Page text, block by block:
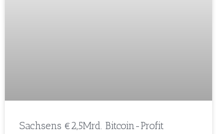
Sachsens €2,5Mrd. Bitcoin-Profit